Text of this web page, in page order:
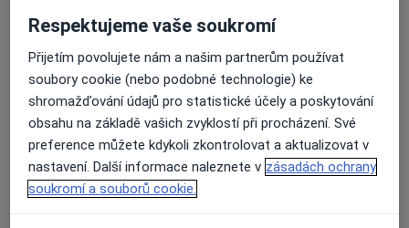
63 názorů
Recenze pacientů jsou pro nás důležité.
Specialisté nemají možnost zaplatit za
odstranění nebo změnu recenze pacienta.
Další informace.Další informace o názorech
Respektujeme vaše soukromí
Přijetím povolujete nám a našim partnerům používat
soubory cookie (nebo podobné technologie) ke
shromažďování údajů pro statistické účely a poskytování
obsahu na základě vašich zvyklostí při procházení. Své
preference můžete kdykoli zkontrolovat a aktualizovat v
nastavení. Další informace naleznete v zásadách ochrany
soukromí a souborů cookie.